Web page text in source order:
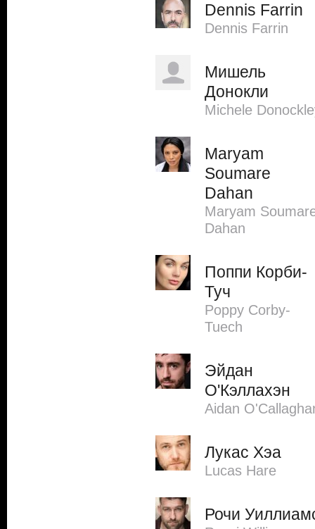
Dennis Farrin
Dennis Farrin
Мишель
Донокли
Michele
Maryam
Soumare
Dahan
Maryam
Dahan
Поппи Корби-
Туч
Poppy Corby-
Tuech
Эйдан
О'Кэллахэн
Aidan
Лукас Хэа
Lucas Hare
Рочи